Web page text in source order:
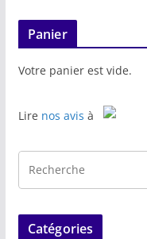
Panier
Votre panier est vide.
Lire nos avis à
Catégories